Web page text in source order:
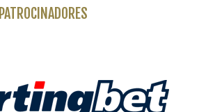
PATROCINADORES